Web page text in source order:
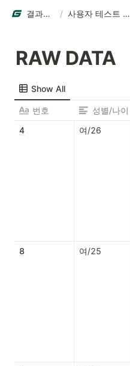
결과물 예시 / 사용자 테스트 결과물 예시
RAW DATA
Show All
번호 성별/나이
4
여/26
8
여/25